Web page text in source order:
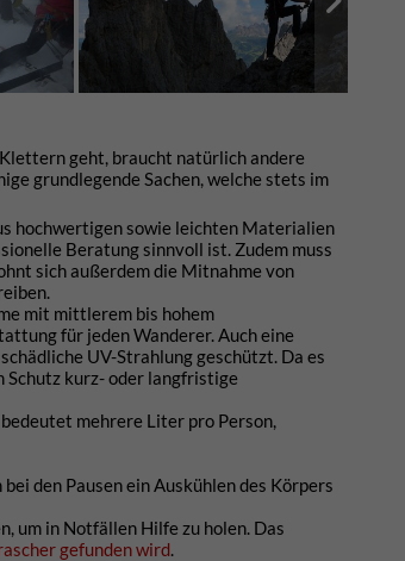
geht, braucht natürlich andere
grundlegende Sachen, welche stets im
hochwertigen sowie leichten Materialien
Beratung sinnvoll ist. Zudem muss
sich außerdem die Mitnahme von
mit mittlerem bis hohem
für jeden Wanderer. Auch eine
UV-Strahlung geschützt. Da es
Schutz kurz- oder langfristige
mehrere Liter pro Person,
den Pausen ein Auskühlen des Körpers
um in Notfällen Hilfe zu holen. Das
gefunden wird.